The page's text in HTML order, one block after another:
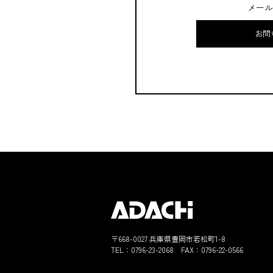
メー
お
〒668-0027 兵庫県豊岡市若松町1-8
TEL： 0796-23-2068 FAX：0796-22-0566